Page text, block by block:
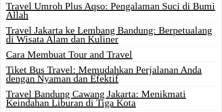
Travel Umroh Plus Aqso: Pengalaman Suci di Bumi
Allah
Travel Jakarta ke Lembang Bandung: Berpetualang
di Wisata Alam dan Kuliner
Cara Membuat Tour and Travel
Tiket Bus Travel: Memudahkan Perjalanan Anda
dengan Nyaman dan Efektif
Travel Bandung Cawang Jakarta: Menikmati
Keindahan Liburan di Tiga Kota